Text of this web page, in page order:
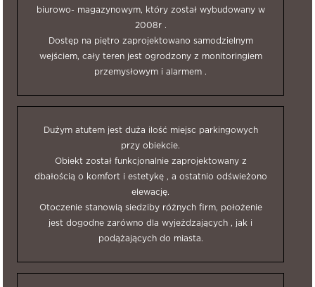
biurowo- magazynowym, który został wybudowany w
2008r .
Dostęp na piętro zaprojektowano samodzielnym
wejściem, cały teren jest ogrodzony z monitoringiem
przemysłowym i alarmem .
Dużym atutem jest duża ilość miejsc parkingowych
przy obiekcie.
Obiekt został funkcjonalnie zaprojektowany z
dbałością o komfort i estetykę , a ostatnio odświeżono
elewację.
Otoczenie stanowią siedziby różnych firm, położenie
jest dogodne zarówno dla wyjeżdzających , jak i
podążających do miasta.